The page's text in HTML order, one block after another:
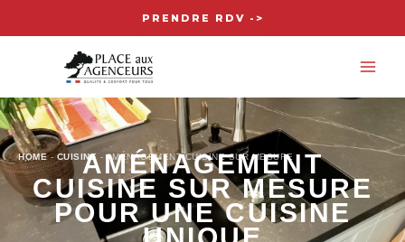
PRENDRE RDV ->
HOME-CUISINE - AMÉNAGEMENT CUISINE SUR MESURE
AMÉNAGEMENT
CUISINE SUR MESURE
POUR UNE CUISINE